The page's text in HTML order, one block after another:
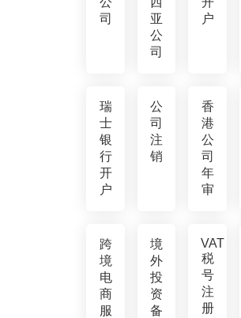
司
亚
公
司
户
瑞
士
银
行
开
户
公
司
注
销
香
港
公
司
年
审
跨
境
电
商
服
境
外
投
资
备
VAT
税
号
注
册